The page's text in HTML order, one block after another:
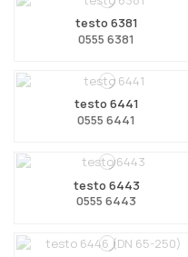
testo 6381
0555 6381
testo 6441
0555 6441
testo 6443
0555 6443